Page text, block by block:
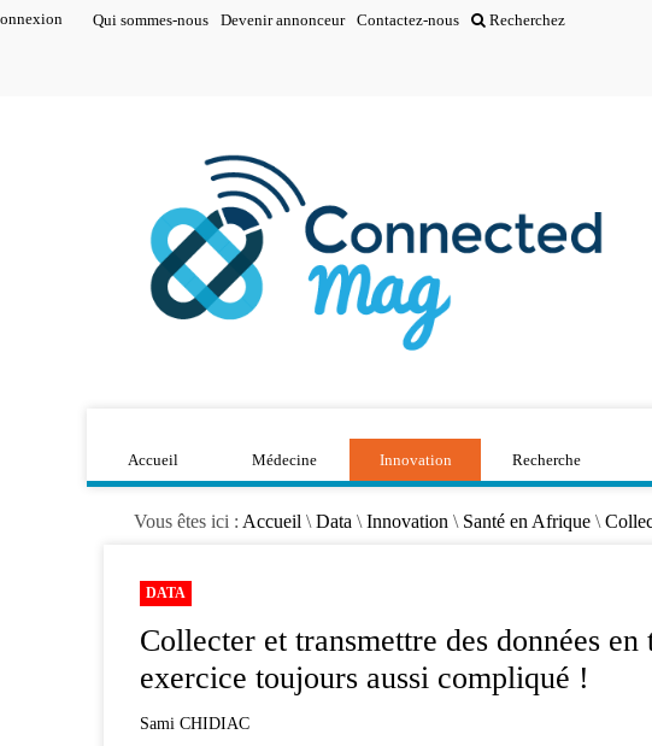
Qui sommes-nous Devenir annonceur Contactez-nous Recherchez
Accueil Médecine Innovation Recherche
Vous êtes ici : Accueil \ Data \ Innovation \ Santé en Afrique \
DATA
Collecter et transmettre des données
exercice toujours aussi compliqué !
Sami CHIDIAC